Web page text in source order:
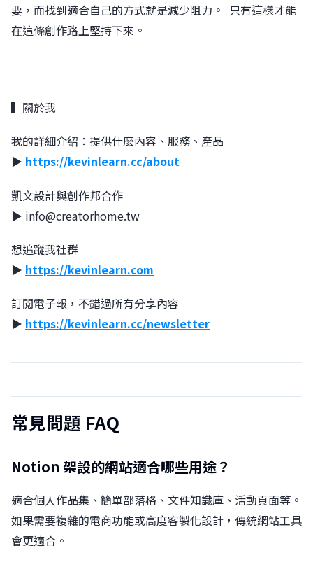
要，而找到適合自己的方式就是減少阻力。 󠀠󠀠󠀠 只有這樣才能
在這條創作路上堅持下來。
▍關於我
我的詳細介紹：提供什麼內容、服務、產品
▶︎ https://kevinlearn.cc/about
凱文設計與創作邦合作
▶︎ info@creatorhome.tw
想追蹤我社群
▶︎ https://kevinlearn.com
訂閱電子報，不錯過所有分享內容
▶︎ https://kevinlearn.cc/newsletter
常見問題 FAQ
Notion 架設的網站適合哪些用途？
適合個人作品集、簡單部落格、文件知識庫、活動頁面等。
如果需要複雜的電商功能或高度客製化設計，傳統網站工具
會更適合。